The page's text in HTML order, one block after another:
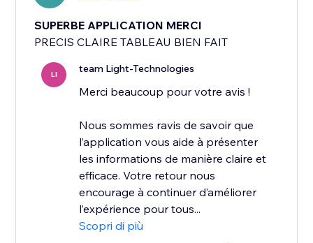
SUPERBE APPLICATION MERCI
PRECIS CLAIRE TABLEAU BIEN FAIT
LI team Light-Technologies
Merci beaucoup pour votre avis !
Nous sommes ravis de savoir que
l’application vous aide à présenter
les informations de manière claire et
efficace. Votre retour nous
encourage à continuer d’améliorer
l’expérience pour tous...
Scopri di più